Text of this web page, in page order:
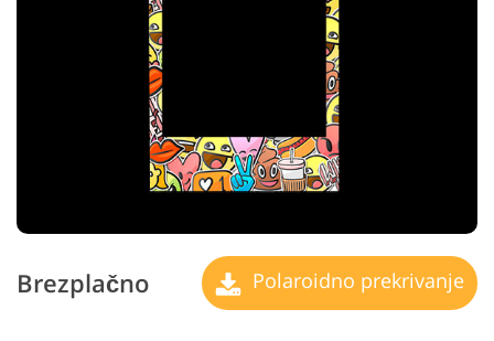
Brezplačno Polaroidno prekrivanje